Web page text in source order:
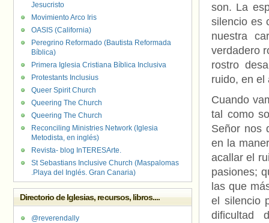
son. La
silencio es
nuestra
verdadero
rostro
ruido, en el
Cuando
tal como
Señor nos
en la
acallar el
pasiones;
las que
el silencio
dificultad
Jesucristo
Movimiento Arco Iris
OASIS (California)
Peregrino Reformado (Bautista Reformada
Bíblica)
Primera Iglesia Cristiana Bíblica Inclusiva
Protestants Inclusius
Queer Spirit Church
Queering The Church
Queering The Church
Reconciling Ministries Network (Iglesia
Metodista, en inglés)
Revista- blog InTERESArte.
St Sebastians Inclusive Church (Maspalomas
.Playa del Inglés. Gran Canaria)
Directorio de Iglesias, recursos, libros....
@reverendally